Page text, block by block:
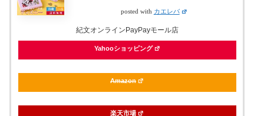
posted with カエレバ
紀文オンラインPayPayモール店
Yahooショッピング
Amazon
楽天市場